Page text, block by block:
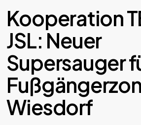
Kooperation
JSL: Neuer
Supersauger
Wiesdorf